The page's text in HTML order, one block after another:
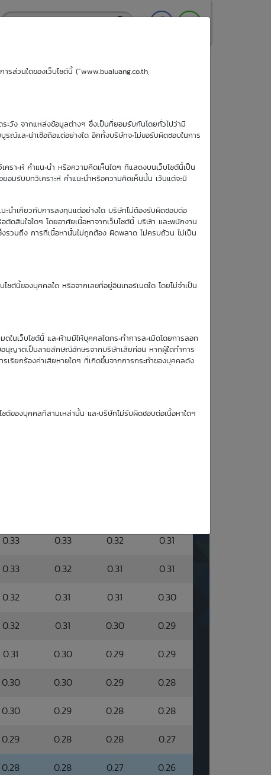
ารส่วนใดของเว็บไซต์นี้ (“www.bualuang.co.th,
ะวัง จากแหล่งข้อมูลต่างๆ ซึ่งเป็นที่ยอมรับกันโดยทั่วไปว่ามี
และน่าเชื่อถือแต่อย่างใด อีกทั้งบริษัทจะไม่ขอรับผิดชอบในการ
ราะห์ คำแนะนำ หรือความคิดเห็นใดๆ ที่แสดงบนเว็บไซต์นี้เป็น
อมรับบทวิเคราะห์ คำแนะนำหรือความคิดเห็นนั้น เว้นแต่จะมี
ะนำเกี่ยวกับการลงทุนแต่อย่างใด บริษัทไม่ต้องรับผิดชอบต่อ
ดสินใจใดๆ โดยอาศัยเนื้อหาจากเว็บไซต์นี้ บริษัท และพนักงาน
รวมถึง การที่เนื้อหานั้นไม่ถูกต้อง ผิดพลาด ไม่ครบถ้วน ไม่เป็น
ต์นี้ของบุคคลใด หรือจากเลขที่อยู่อินเทอร์เนตใด โดยไม่จำเป็น
นเว็บไซต์นี้ และห้ามมิให้บุคคลใดกระทำการละเมิดโดยการลอก
อนุญาตเป็นลายลักษณ์อักษรจากบริษัทเสียก่อน หากผู้ใดทำการ
รียกร้องค่าเสียหายใดๆ ที่เกิดขึ้นจากการกระทำของบุคคลดัง
ต์ของบุคคลที่สามเหล่านั้น และบริษัทไม่รับผิดชอบต่อเนื้อหาใดๆ
สุดท้าย
8 ธ.ค. 2569
83
0.33 0.33 0.32 0.31
0.33 0.32 0.31 0.31
0.32 0.31 0.31 0.30
0.32 0.31 0.30 0.29
0.31 0.30 0.29 0.29
0.30 0.30 0.29 0.28
0.30 0.29 0.28 0.28
0.29 0.28 0.28 0.27
0.28 0.28 0.27 0.26